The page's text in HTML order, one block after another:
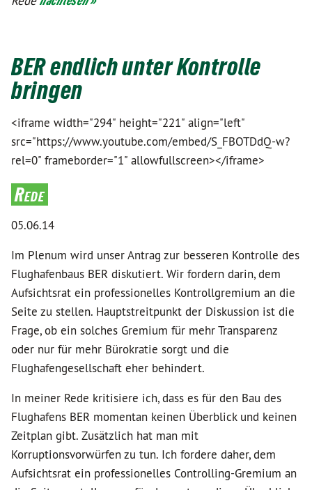
BER endlich unter Kontrolle
bringen
<iframe width="294" height="221" align="left"
src="https://www.youtube.com/embed/S_FBOTDdQ-w?
rel=0" frameborder="1" allowfullscreen></iframe>
Rede
05.06.14
Im Plenum wird unser Antrag zur besseren Kontrolle des
Flughafenbaus BER diskutiert. Wir fordern darin, dem
Aufsichtsrat ein professionelles Kontrollgremium an die
Seite zu stellen. Hauptstreitpunkt der Diskussion ist die
Frage, ob ein solches Gremium für mehr Transparenz
oder nur für mehr Bürokratie sorgt und die
Flughafengesellschaft eher behindert.
In meiner Rede kritisiere ich, dass es für den Bau des
Flughafens BER momentan keinen Überblick und keinen
Zeitplan gibt. Zusätzlich hat man mit
Korruptionsvorwürfen zu tun. Ich fordere daher, dem
Aufsichtsrat ein professionelles Controlling-Gremium an